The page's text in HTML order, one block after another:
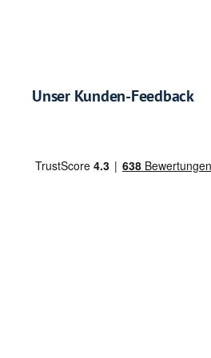
Unser Kunden-Feedback